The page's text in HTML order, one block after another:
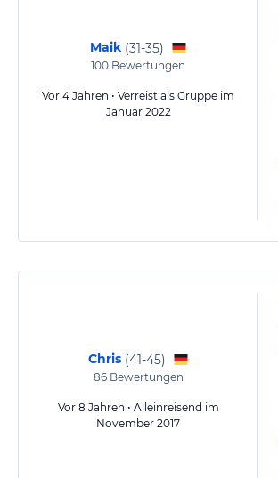
Maik (31-35)
100 Bewertungen
Vor 4 Jahren • Verreist als Gruppe im
Januar 2022
Chris (41-45)
86Bewertungen
Vor 8 Jahren • Alleinreisend im
November 2017